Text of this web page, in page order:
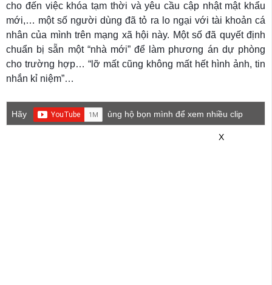
cho đến việc khóa tạm thời và yêu cầu cập nhật mật khẩu
mới,… một số người dùng đã tỏ ra lo ngại với tài khoản cá
nhân của mình trên mạng xã hội này. Một số đã quyết định
chuẩn bị sẵn một “nhà mới” để làm phương án dự phòng
cho trường hợp… “lỡ mất cũng không mất hết hình ảnh, tin
nhắn kỉ niệm”…
Hãy
ủng hộ bọn mình để xem nhiều clip
X